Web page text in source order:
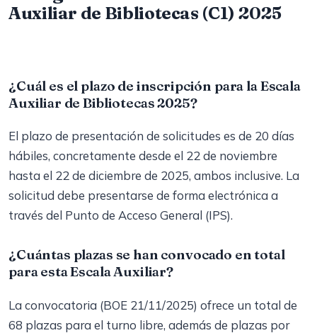
Auxiliar de Bibliotecas (C1) 2025
¿Cuál es el plazo de inscripción para la Escala
Auxiliar de Bibliotecas 2025?
El plazo de presentación de solicitudes es de 20 días
hábiles, concretamente desde el 22 de noviembre
hasta el 22 de diciembre de 2025, ambos inclusive. La
solicitud debe presentarse de forma electrónica a
través del Punto de Acceso General (IPS).
¿Cuántas plazas se han convocado en total
para esta Escala Auxiliar?
La convocatoria (BOE 21/11/2025) ofrece un total de
68 plazas para el turno libre, además de plazas por